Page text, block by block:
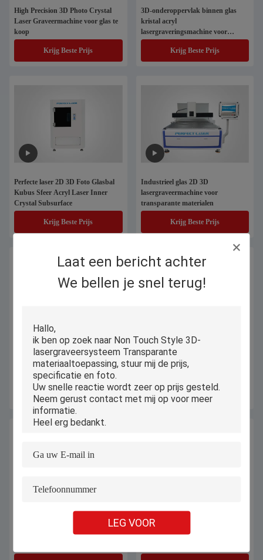
Laat een bericht achter
We bellen je snel terug!
LEG VOOR
High Precision 3D Photo Crystal
Laser Graveermachine voor glas te
koop
Krijg Beste Prijs
3D-onderoppervlak binnen glas
kristal acryl
lasergraveringsmachine voor
aangepaste afbeeldingen
Krijg Beste Prijs
Perfecte laser 2D 3D Foto Glasbal
Kubus Sfeer Acryl Laser Inner
Crystal Subsurface
Krijg Beste Prijs
Industrieel glas 2D 3D
lasergraveermachine voor
transparante materialen
Krijg Beste Prijs
Compacte 3D-
kristalgraveringsmachine voor
aangepaste kristalcadeaus
High Precision 3D UV Laser
Gravure Machine 3D Crystal Laser
Glass Interne Gravure
Krijg Beste Prijs
Kristal UV Laser Subsurface
5 W Kleine Desktop 5W UV
Lasermarkering Graveermachine